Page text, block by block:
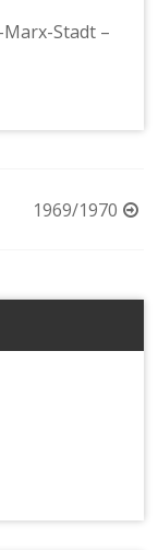
Marx-Stadt –
1969/1970